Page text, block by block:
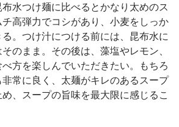
水つけ麺に比べるとかなり太めのス
チ高弾力でコシがあり、小麦をしっか
。つけ汁につける前には、昆布水に
のまま。その後は、藻塩やレモン、
方を楽しんでいただきたい。もちろ
常に良く、太麺がキレのあるスープ
、スープの旨味を最大限に感じるこ